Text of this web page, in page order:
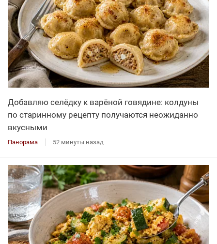
Добавляю селёдку к варёной говядине: колдуны
по старинному рецепту получаются неожиданно
вкусными
Панорама 52 минуты назад